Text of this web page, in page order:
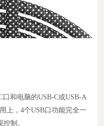
和电脑的USB-C或USB-A
上，4个USB口功能完全一
制。